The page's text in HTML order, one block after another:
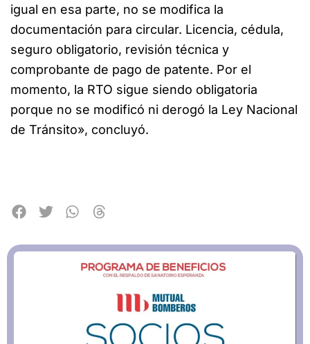
igual en esa parte, no se modifica la
documentación para circular. Licencia, cédula,
seguro obligatorio, revisión técnica y
comprobante de pago de patente. Por el
momento, la RTO sigue siendo obligatoria
porque no se modificó ni derogó la Ley Nacional
de Tránsito», concluyó.